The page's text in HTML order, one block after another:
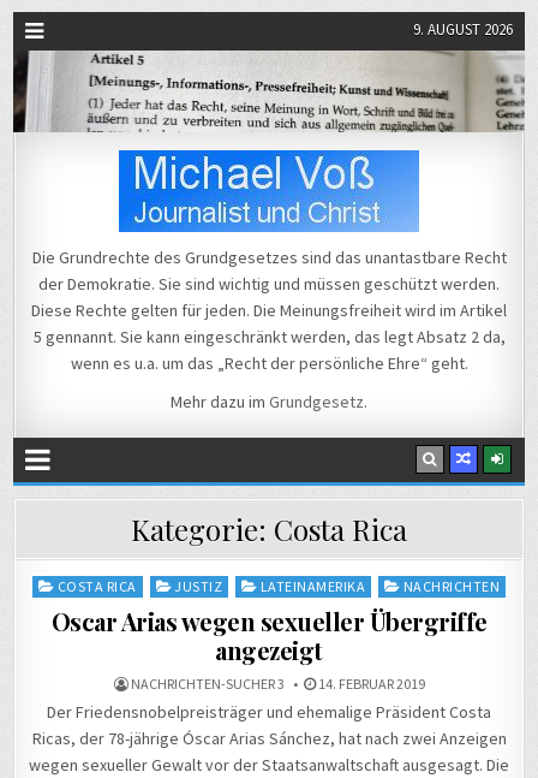
9. AUGUST 2026
Michael Voß
Die Grundrechte des Grundgesetzes sind das unantastbare Recht
der Demokratie. Sie sind wichtig und müssen geschützt werden.
Diese Rechte gelten für jeden. Die Meinungsfreiheit wird im Artikel
5 gennannt. Sie kann eingeschränkt werden, das legt Absatz 2 da,
wenn es u.a. um das „Recht der persönliche Ehre“ geht.
Mehr dazu im Grundgesetz.
Kategorie: Costa Rica
PostedCOSTA RICA JUSTIZ LATEINAMERIKA NACHRICHTEN
Oscar Arias wegen sexueller Übergriffe
angezeigt
NACHRICHTEN-SUCHER 3 14. FEBRUAR 2019
Der Friedensnobelpreisträger und ehemalige Präsident Costa
Ricas, der 78-jährige Óscar Arias Sánchez, hat nach zwei Anzeigen
wegen sexueller Gewalt vor der Staatsanwaltschaft ausgesagt. Die